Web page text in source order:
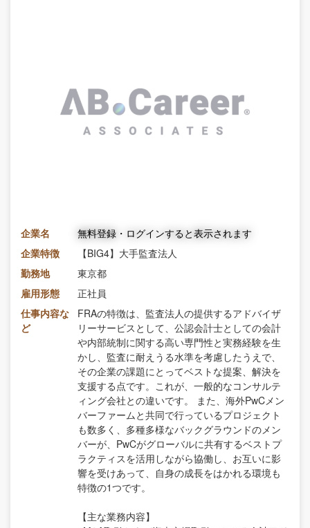
企業名
無料登録・ログインすると表示されます
企業特徴
【BIG4】大手監査法人
勤務地
東京都
雇用形態
正社員
仕事内容な
ど
FRAの特徴は、監査法人の提供するアドバイザ
リーサービスとして、公認会計士としての会計
や内部統制に関する高い専門性と実務経験を生
かし、監査に耐えうる水準を考慮したうえで、
その企業の課題にとってベストな提案、解決を
支援する点です。これが、一般的なコンサルテ
ィング会社との違いです。 また、海外PwCメン
バーファームと共同で行っているプロジェクト
も数多く、多種多様なバックグラウンドのメン
バーが、PwCがグローバルに共有するベストプ
ラクティスを活用しながら協働し、お互いに影
響を受けあって、自身の成長をはかれる環境も
特徴の1つです。
【主な業務内容】